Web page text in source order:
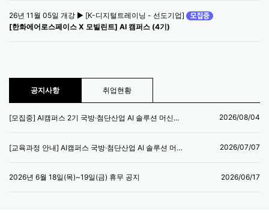
26년 11월 05일 개강 ▶ [K-디지털트레이닝 - 선도기업]
[한화에어로스페이스 X 모빌린트] AI 캠퍼스 (4기)
공지사항 취업현황
[모집중] AI캠퍼스 2기 국방·첨단산업 AI 솔루션 머신러닝 엔지니어 양성과정 2026/08/04
[교육과정 안내] AI캠퍼스 국방·첨단산업 AI 솔루션 머신러닝 엔지니어 양성과정 2026/07/07
2026년 6월 18일(목)~19일(금) 휴무 공지 2026/06/17